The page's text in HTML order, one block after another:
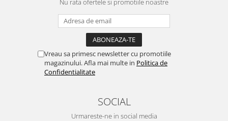
Nu rata ofertele si promotiile noastre
Vreau sa primesc newsletter cu promotiile
magazinului. Afla mai multe in Politica de
Confidentialitate
SOCIAL
Urmareste-ne in social media